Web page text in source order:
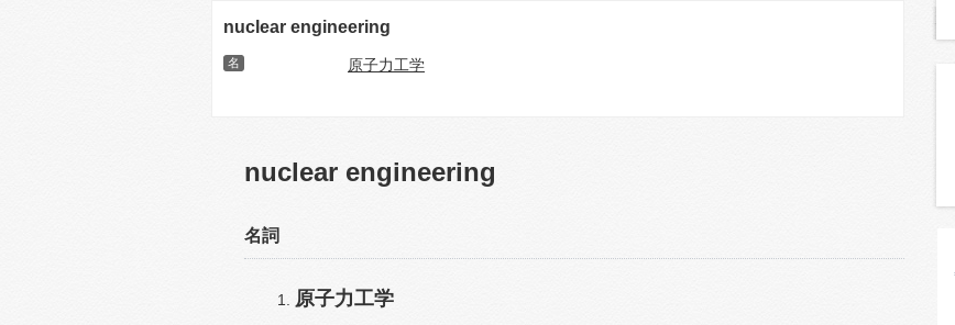
nuclear engineering
名 原子力工学
nuclear engineering
名詞
原子力工学